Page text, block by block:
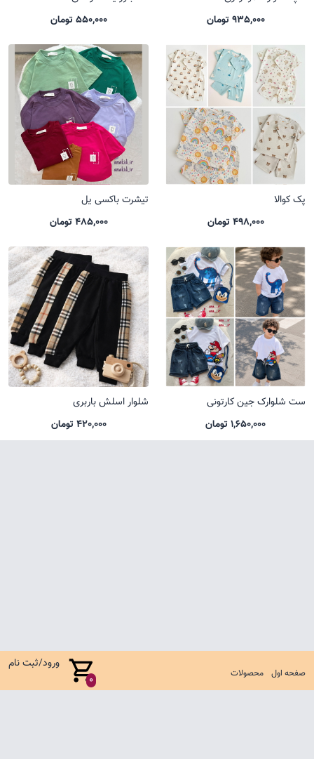
صفحه اول محصولات 0
ورود/ثبت نام
935,000 تومان
550,000 تومان
پک کوالا
498,000 تومان
تیشرت باکسی یل
485,000 تومان
ست شلوارک جین کارتونی
1,650,000 تومان
شلوار اسلش باربری
420,000 تومان